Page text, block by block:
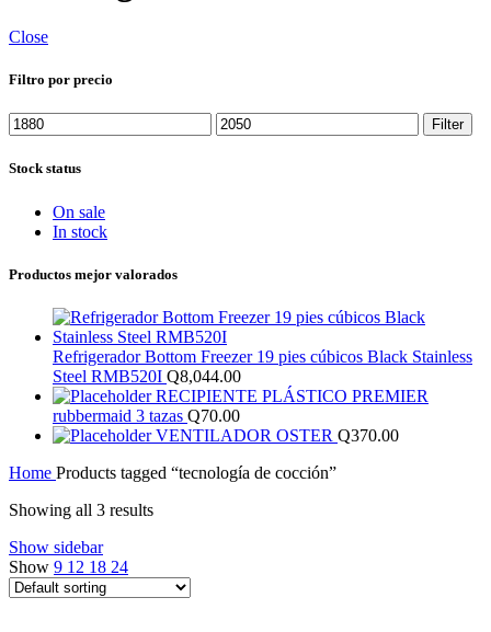
Close
Filtro por precio
Min
price
Max
price
Filter
Stock status
On sale
In stock
Productos mejor valorados
Refrigerador Bottom Freezer 19 pies cúbicos Black Stainless
Steel RMB520I Q8,044.00
RECIPIENTE PLÁSTICO PREMIER
rubbermaid 3 tazas Q70.00
VENTILADOR OSTER Q370.00
Home Products tagged “tecnología de cocción”
Showing all 3 results
Show sidebar
Show 9 12 18 24